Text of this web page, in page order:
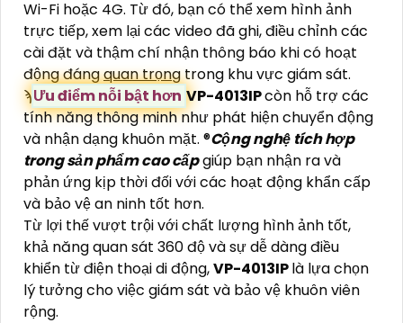
Wi-Fi hoặc 4G. Từ đó, bạn có thể xem hình ảnh
trực tiếp, xem lại các video đã ghi, điều chỉnh các
cài đặt và thậm chí nhận thông báo khi có hoạt
động đángquan trọngtrong khu vực giám sát.
ϡƯu điểm nỗi bật hơn VP-4013IPcòn hỗ trợ các
tính năng thông minh như phát hiện chuyển động
và nhận dạng khuôn mặt. ®️Cộng nghệ tích hợp
trong sản phẩm cao cấpgiúp bạn nhận ra và
phản ứng kịp thời đối với các hoạt động khẩn cấp
và bảo vệ an ninh tốt hơn.
Từ lợi thế vượt trội với chất lượng hình ảnh tốt,
khả năng quan sát 360 độ và sự dễ dàng điều
khiển từ điện thoại di động,VP-4013IPlà lựa chọn
lý tưởng cho việc giám sát và bảo vệ khuôn viên
rộng.